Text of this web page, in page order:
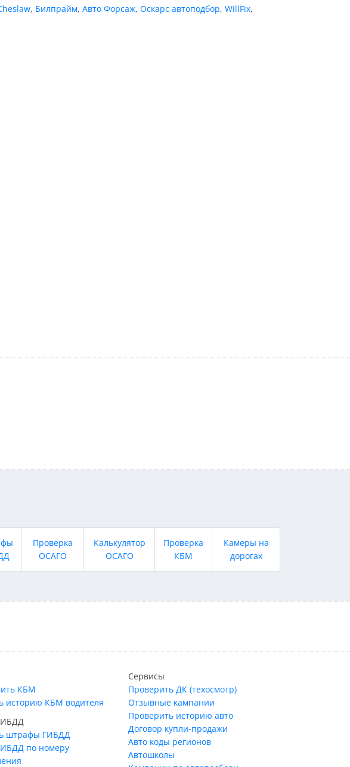
, Билпрайм, Авто Форсаж, Оскарс автоподбор, WillFix,
Проверка
ОСАГО
Калькулятор
ОСАГО
Проверка
КБМ
Камеры на
дорогах
КБМ
историю КБМ водителя
штрафы ГИБДД
по номеру
Сервисы
Проверить ДК (техосмотр)
Отзывные кампании
Проверить историю авто
Договор купли-продажи
Авто коды регионов
Автошколы